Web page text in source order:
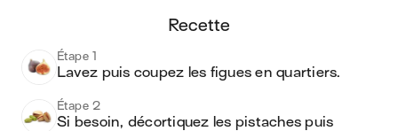
recette
Étape 1
Lavez puis coupez les figues en quartiers.
Étape 2
Si besoin, décortiquez les pistaches puis